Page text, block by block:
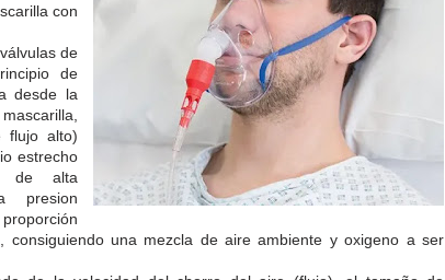
con
de
de
desde la
flujo alto)
estrecho
de alta
presion
consiguiendo una mezcla de aire ambiente y oxigeno a ser